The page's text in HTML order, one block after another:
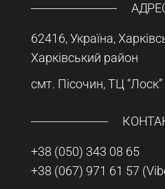
62416, Україна,
Харківський район
смт. Пісочин, ТЦ “Лоск”
+38 (050) 343 08 65
+38 (067) 971 61 57